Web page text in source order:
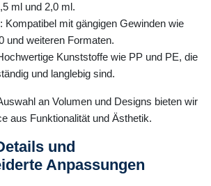
ml und 2,0 ml.
: Kompatibel mit gängigen Gewinden wie
und weiteren Formaten.
Kunststoffe wie PP und PE, die
und langlebig sind.
an Volumen und Designs bieten wir
aus Funktionalität und Ästhetik.
und
Anpassungen